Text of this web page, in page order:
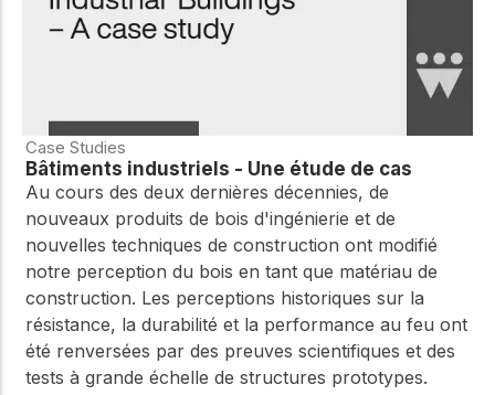
Case Studies
Bâtiments industriels - Une étude de cas
Au cours des deux dernières décennies, de
nouveaux produits de bois d'ingénierie et de
nouvelles techniques de construction ont modifié
notre perception du bois en tant que matériau de
construction. Les perceptions historiques sur la
résistance, la durabilité et la performance au feu ont
été renversées par des preuves scientifiques et des
tests à grande échelle de structures prototypes.